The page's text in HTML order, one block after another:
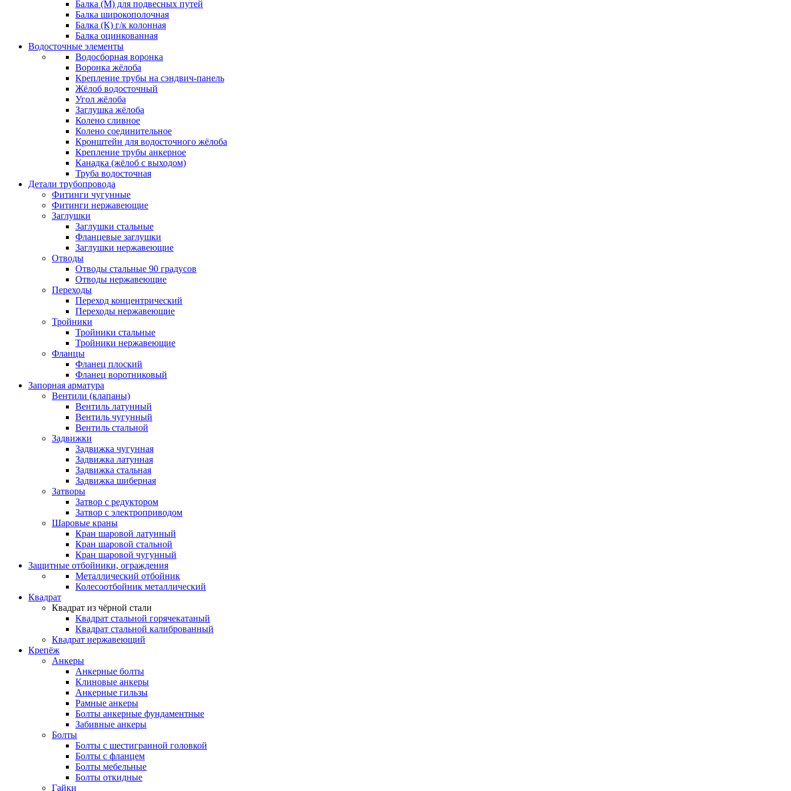
Балка (М) для подвесных путей
Балка широкополочная
Балка (К) г/к колонная
Балка оцинкованная
Водосточные элементы
Водосборная воронка
Воронка жёлоба
Крепление трубы на сэндвич-панель
Жёлоб водосточный
Угол жёлоба
Заглушка жёлоба
Колено сливное
Колено соединительное
Кронштейн для водосточного жёлоба
Крепление трубы анкерное
Канадка (жёлоб с выходом)
Труба водосточная
Детали трубопровода
Фитинги чугунные
Фитинги нержавеющие
Заглушки
Заглушки стальные
Фланцевые заглушки
Заглушки нержавеющие
Отводы
Отводы стальные 90 градусов
Отводы нержавеющие
Переходы
Переход концентрический
Переходы нержавеющие
Тройники
Тройники стальные
Тройники нержавеющие
Фланцы
Фланец плоский
Фланец воротниковый
Запорная арматура
Вентили (клапаны)
Вентиль латунный
Вентиль чугунный
Вентиль стальной
Задвижки
Задвижка чугунная
Задвижка латунная
Задвижка стальная
Задвижка шиберная
Затворы
Затвор с редуктором
Затвор с электроприводом
Шаровые краны
Кран шаровой латунный
Кран шаровой стальной
Кран шаровой чугунный
Защитные отбойники, ограждения
Металлический отбойник
Колесоотбойник металлический
Квадрат
Квадрат из чёрной стали
Квадрат стальной горячекатаный
Квадрат стальной калиброванный
Квадрат нержавеющий
Крепёж
Анкеры
Анкерные болты
Клиновые анкеры
Анкерные гильзы
Рамные анкеры
Болты анкерные фундаментные
Забивные анкеры
Болты
Болты с шестигранной головкой
Болты с фланцем
Болты мебельные
Болты откидные
Гайки